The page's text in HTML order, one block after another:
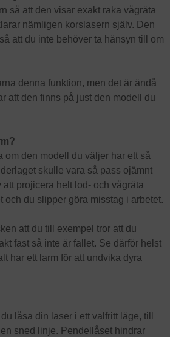
så att den visar exakt raka vågräta
nämligen korslasern själv. Den
att du inte behöver ta hänsyn till om
denna funktion, men det är ändå
att den finns på just den modell du
om den modell du väljer har ett så
skulle vara så pass ojämnt
att projicera helt lod- och vågräta
och du slipper göra misstag i arbetet.
att du till exempel tror att du
fast så inte är fallet. Se därför helst
har ett larm för att undvika dyra
låsa din laser i ett valfritt läge, till
sned linje. Pendellåset hindrar